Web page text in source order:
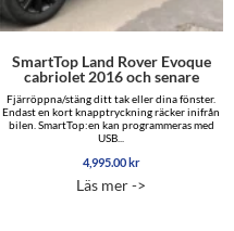
SmartTop Land Rover Evoque
cabriolet 2016 och senare
Fjärröppna/stäng ditt tak eller dina fönster.
Endast en kort knapptryckning räcker inifrån
bilen. SmartTop:en kan programmeras med
USB...
4,995.00 kr
Läs mer ->